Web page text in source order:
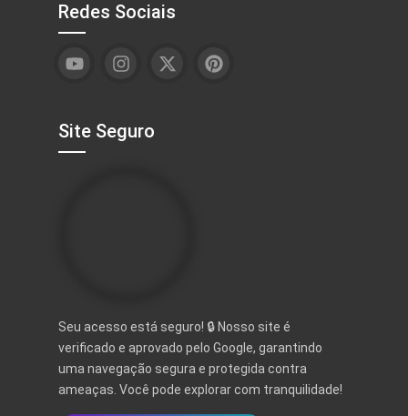
Redes Sociais
Site Seguro
Seu acesso está seguro! 🔒 Nosso site é
verificado e aprovado pelo Google, garantindo
uma navegação segura e protegida contra
ameaças. Você pode explorar com tranquilidade!